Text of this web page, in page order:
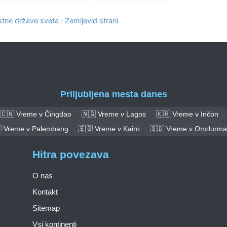
države sveta · Zemljevid strani
Priljubljena mesta danes
🇨🇳 Vreme v Čingdao 🇳🇬 Vreme v Lagos
🇰🇷 Vreme v Inčon
v Palembang
🇪🇬 Vreme v Kairo 🇸🇩 Vreme v
Hitra povezava
O nas
Kontakt
Sitemap
Vsi kontinenti